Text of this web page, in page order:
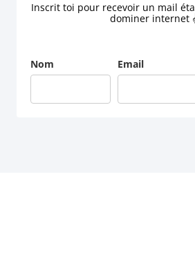
Inscrit toi pour recevoir un mail
dominer internet
Nom
Email